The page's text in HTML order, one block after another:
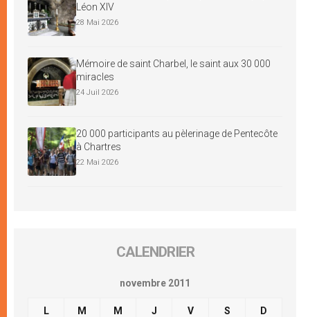
Léon XIV
28 Mai 2026
Mémoire de saint Charbel, le saint aux 30 000
miracles
24 Juil 2026
20 000 participants au pèlerinage de Pentecôte
à Chartres
22 Mai 2026
CALENDRIER
novembre 2011
L M M J V S D